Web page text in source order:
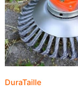
DuraTaille